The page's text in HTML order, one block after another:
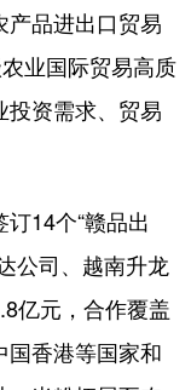
产品进出口贸易
业国际贸易高质
资需求、贸易
14个“赣品出
公司、越南升龙
亿元，合作覆盖
国香港等国家和